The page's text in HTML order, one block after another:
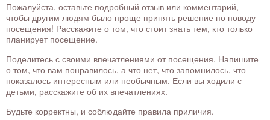
Пожалуйста, оставьте подробный отзыв или комментарий,
чтобы другим людям было проще принять решение по поводу
посещения! Расскажите о том, что стоит знать тем, кто только
планирует посещение.
Поделитесь с своими впечатлениями от посещения. Напишите
о том, что вам понравилось, а что нет, что запомнилось, что
показалось интересным или необычным. Если вы ходили с
детьми, расскажите об их впечатлениях.
Будьте корректны, и соблюдайте правила приличия.